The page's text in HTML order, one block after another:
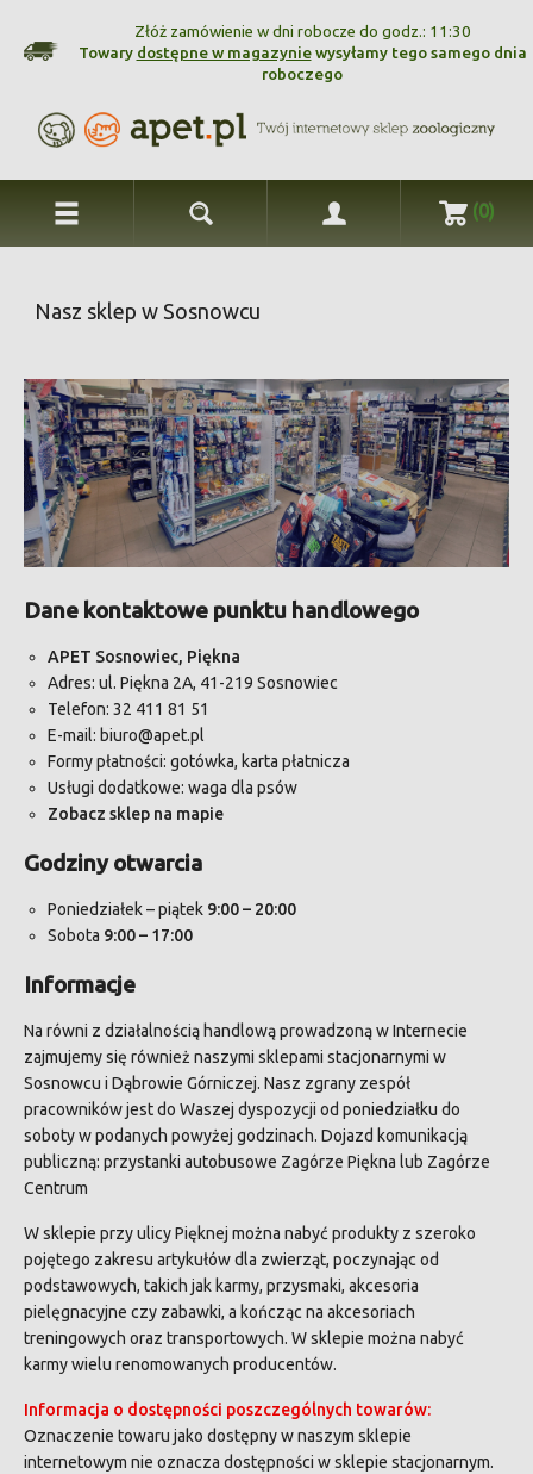
Złóż zamówienie w dni robocze do godz.: 11:30
Towary dostępne w magazyniewysyłamy tego samego dnia
roboczego
(0)
Nasz sklep w Sosnowcu
Dane kontaktowe punktu handlowego
APET Sosnowiec, Piękna
Adres: ul. Piękna 2A, 41-219 Sosnowiec
Telefon: 32 411 81 51
E-mail: biuro@apet.pl
Formy płatności: gotówka, karta płatnicza
Usługi dodatkowe: waga dla psów
Zobacz sklep na mapie
Godziny otwarcia
Poniedziałek – piątek 9:00 – 20:00
Sobota 9:00 – 17:00
Informacje
Na równi z działalnością handlową prowadzoną w Internecie
zajmujemy się również naszymi sklepami stacjonarnymi w
Sosnowcu i Dąbrowie Górniczej. Nasz zgrany zespół
pracowników jest do Waszej dyspozycji od poniedziałku do
soboty w podanych powyżej godzinach. Dojazd komunikacją
publiczną: przystanki autobusowe Zagórze Piękna lub Zagórze
Centrum
W sklepie przy ulicy Pięknej można nabyć produkty z szeroko
pojętego zakresu artykułów dla zwierząt, poczynając od
podstawowych, takich jak karmy, przysmaki, akcesoria
pielęgnacyjne czy zabawki, a kończąc na akcesoriach
treningowych oraz transportowych. W sklepie można nabyć
karmy wielu renomowanych producentów.
Informacja o dostępności poszczególnych towarów:
Oznaczenie towaru jako dostępny w naszym sklepie
internetowym nie oznacza dostępności w sklepie stacjonarnym.